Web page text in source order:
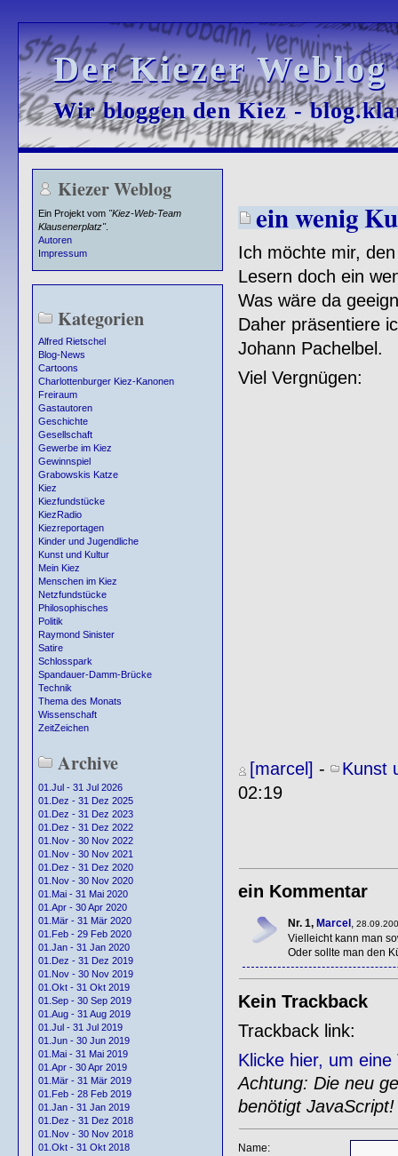
Der Kiezer
Der Kiezer
Wir bloggen den Kiez -
Wir bloggen den Kiez -
Kiezer Weblog
Ein Projekt vom "Kiez-Web-Team
Klausenerplatz".
Autoren
Impressum
Kategorien
Alfred Rietschel
Blog-News
Cartoons
Charlottenburger Kiez-Kanonen
Freiraum
Gastautoren
Geschichte
Gesellschaft
Gewerbe im Kiez
Gewinnspiel
Grabowskis Katze
Kiez
Kiezfundstücke
KiezRadio
Kiezreportagen
Kinder und Jugendliche
Kunst und Kultur
Mein Kiez
Menschen im Kiez
Netzfundstücke
Philosophisches
Politik
Raymond Sinister
Satire
Schlosspark
Spandauer-Damm-Brücke
Technik
Thema des Monats
Wissenschaft
ZeitZeichen
Archive
01.Jul - 31 Jul 2026
01.Dez - 31 Dez 2025
01.Dez - 31 Dez 2023
01.Dez - 31 Dez 2022
01.Nov - 30 Nov 2022
01.Nov - 30 Nov 2021
01.Dez - 31 Dez 2020
01.Nov - 30 Nov 2020
01.Mai - 31 Mai 2020
01.Apr - 30 Apr 2020
01.Mär - 31 Mär 2020
01.Feb - 29 Feb 2020
01.Jan - 31 Jan 2020
01.Dez - 31 Dez 2019
01.Nov - 30 Nov 2019
01.Okt - 31 Okt 2019
01.Sep - 30 Sep 2019
01.Aug - 31 Aug 2019
01.Jul - 31 Jul 2019
01.Jun - 30 Jun 2019
01.Mai - 31 Mai 2019
01.Apr - 30 Apr 2019
01.Mär - 31 Mär 2019
01.Feb - 28 Feb 2019
01.Jan - 31 Jan 2019
01.Dez - 31 Dez 2018
01.Nov - 30 Nov 2018
01.Okt - 31 Okt 2018
ein wenig
Ich möchte mir,
Lesern doch ein
Was wäre da
Daher präsentiere
Johann Pachelbel.
Viel Vergnügen:
[marcel] -
Kunst
02:19
ein Kommentar
Nr. 1, Marcel,
Vielleicht kann man
Oder sollte man den
Kein Trackback
Trackback link:
Klicke hier, um
Achtung: Die neu
benötigt JavaScript!
Name: